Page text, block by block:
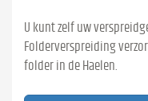
U kunt zelf uw
Folderverspreiding
folder in de Haelen.